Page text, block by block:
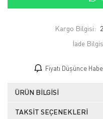
Kargo Bilgisi:
İade
Fiyatı Düşünce
ÜRÜN BILGISI
TAKSIT SEÇENEKLERI